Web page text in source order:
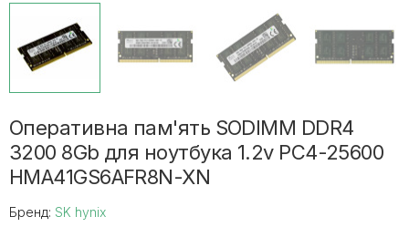
Оперативна пам'ять SODIMM DDR4
3200 8Gb для ноутбука 1.2v PC4-25600
HMA41GS6AFR8N-XN
Бренд: SK hynix